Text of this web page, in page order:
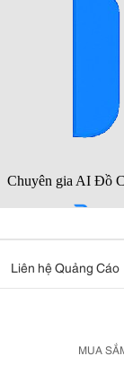
Liên hệ Quảng Cáo
MUA